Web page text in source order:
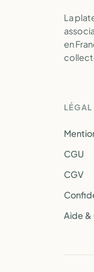
La
en
LÉGAL
CGU
CGV
Aide